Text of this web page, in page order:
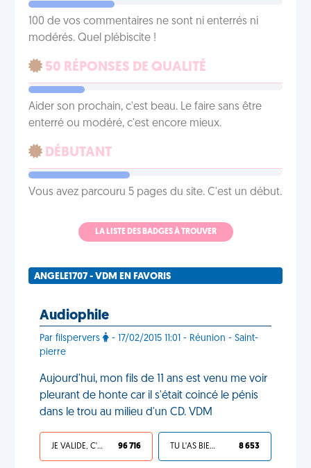
100 de vos commentaires ne sont ni enterrés ni
modérés. Quel plébiscite !
50 RÉPONSES DE QUALITÉ
Aider son prochain, c'est beau. Le faire sans être
enterré ou modéré, c'est encore mieux.
DÉBUTANT
Vous avez parcouru 5 pages du site. C'est un début.
LA LISTE DES BADGES À TROUVER
ANGELE1707 - VDM EN FAVORIS
Audiophile
Par filspervers
- 17/02/2015 11:01 - Réunion - Saint-
pierre
Aujourd'hui, mon fils de 11 ans est venu me voir
pleurant de honte car il s'était coincé le pénis
dans le trou au milieu d'un CD. VDM
JE VALIDE, C'EST UNE VDM 96 716 TU L'AS BIEN MÉRITÉ 8 653